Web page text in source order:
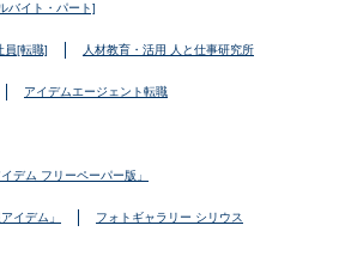
バイト・パート]
員[転職] 人材教育・活用 人と仕事研究所
アイデムエージェント転職
デム フリーペーパー版」
イデム」 フォトギャラリー シリウス